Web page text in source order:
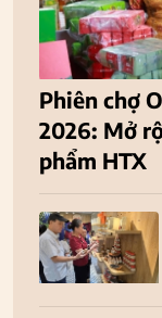
Phiên chợ
2026: Mở
phẩm HTX